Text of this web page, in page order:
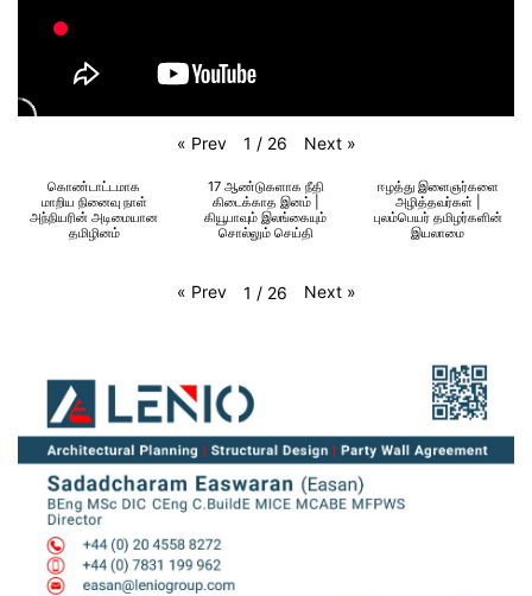
« Prev 1 / 26 Next »
கொண்டாட்டமாக
மாறிய நினைவு நாள்
அந்நியரின் அடிமையான
தமிழினம்
17 ஆண்டுகளாக நீதி
கிடைக்காத இனம் |
கியூபாவும் இலங்கையும்
சொல்லும் செய்தி
ஈழத்து இளைஞர்களை
அழித்தவர்கள் |
புலம்பெயர் தமிழர்களின்
இயலாமை
« Prev 1 / 26 Next »